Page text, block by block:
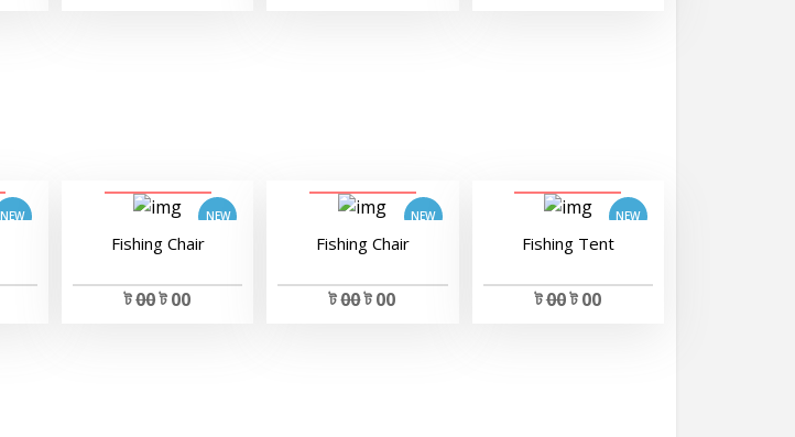
Fishing Chair
ট00ট 00
Fishing Chair
ট00ট 00
Fishing Tent
ট00ট 00